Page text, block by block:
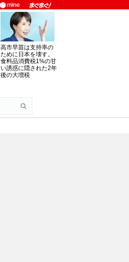
高市早苗は支持率の
ために日本を壊す。
食料品消費税1%の甘
い誘惑に隠された2年
後の大増税